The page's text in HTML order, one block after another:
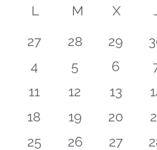
fecha.
EVENTOS
L LUNES
M MARTES
X
0
eventos
27
0
eventos
28
0
eventos
29
0
0
eventos
4
0
eventos
5
0
eventos
6
0
eventos
11
0
eventos
12
0
eventos
13
0
0
eventos
18
0
eventos
19
0
eventos
20
0
0
25
0
26
0
27
0